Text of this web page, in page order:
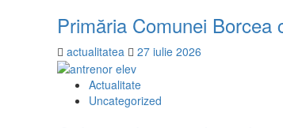
Primăria Comunei
actualitatea 27 iulie 2026
Actualitate
Uncategorized